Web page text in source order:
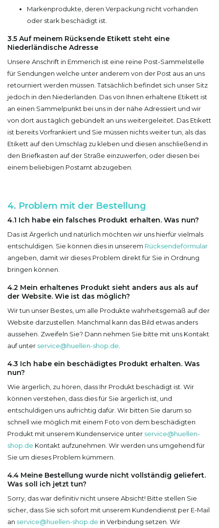
Markenprodukte, deren Verpackung nicht vorhanden
oder stark beschädigt ist.
3.5 Auf meinem Rücksende Etikett steht eine
Niederländische Adresse
Unsere Anschrift in Emmerich ist eine reine Post-Sammelstelle
für Sendungen welche unter anderem von der Post aus an uns
retourniert werden müssen. Tatsächlich befindet sich unser Sitz
jedoch in den Niederlanden. Das von Ihnen erhaltene Etikett ist
an einen Sammelpunkt bei uns in der nähe Adressiert und wir
von dort aus täglich gebündelt an uns weitergeleitet. Das Etikett
ist bereits Vorfrankiert und Sie müssen nichts weiter tun, als das
Etikett auf den Umschlag zu kleben und diesen anschließend in
den Briefkasten auf der Straße einzuwerfen, oder diesen bei
einem beliebigen Postamt abzugeben.
4. Problem mit der Bestellung
4.1 Ich habe ein falsches Produkt erhalten. Was nun?
Das ist Ärgerlich und natürlich möchten wir uns hierfür vielmals
entschuldigen. Sie können dies in unserem Rücksendeformular
angeben, damit wir dieses Problem direkt für Sie in Ordnung
bringen können.
4.2 Mein erhaltenes Produkt sieht anders aus als auf
der Website. Wie ist das möglich?
Wir tun unser Bestes, um alle Produkte wahrheitsgemäß auf der
Website darzustellen. Manchmal kann das Bild etwas anders
aussehen. Zweifeln Sie? Dann nehmen Sie bitte mit uns Kontakt
auf unter service@huellen-shop.de
4.3 Ich habe ein beschädigtes Produkt erhalten. Was
nun?
Wie ärgerlich, zu hören, dass Ihr Produkt beschädigt ist. Wir
können verstehen, dass dies für Sie ärgerlich ist, und
entschuldigen uns aufrichtig dafür. Wir bitten Sie darum so
schnell wie möglich mit einem Foto von dem beschädigten
Produkt mit unserem Kundenservice unter service@huellen-
shop.de Kontakt aufzunehmen. Wir werden uns umgehend für
Sie um dieses Problem kümmern.
4.4 Meine Bestellung wurde nicht vollständig geliefert.
Was soll ich jetzt tun?
Sorry, das war definitiv nicht unsere Absicht! Bitte stellen Sie
sicher, dass Sie sich sofort mit unserem Kundendienst per E-Mail
an service@huellen-shop.de in Verbindung setzen. Wir